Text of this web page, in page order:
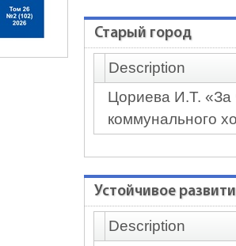
Старый город
Description
Цориева И.Т. «За
коммунального
Устойчивое
Description